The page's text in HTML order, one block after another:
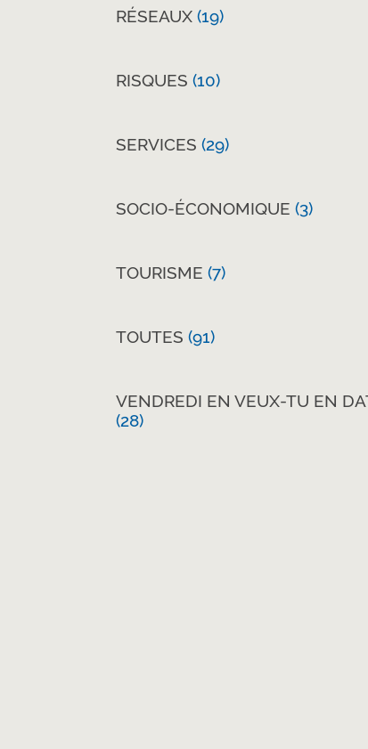
RÉSEAUX (19)
RISQUES (10)
SERVICES (29)
SOCIO-ÉCONOMIQUE (3)
TOURISME (7)
TOUTES (91)
VENDREDI EN VEUX-TU EN
(28)